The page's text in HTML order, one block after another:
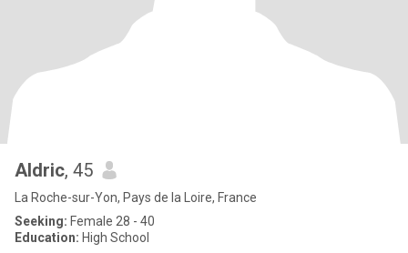
Aldric, 45
La Roche-sur-Yon, Pays de la Loire, France
Seeking: Female 28 - 40
Education: High School